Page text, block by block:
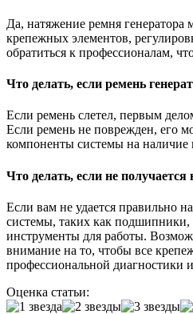
Да, натяжение ремня
крепежных элементов,
обратиться к профессионалам,
Что делать, если ремень
Если ремень слетел, первым
Если ремень не поврежден, его
компоненты системы на наличие
Что делать, если не
Если вам не удается правильно
системы, таких как подшипники,
инструменты для работы.
внимание на то, чтобы все
профессиональной диагностики
Оценка статьи: